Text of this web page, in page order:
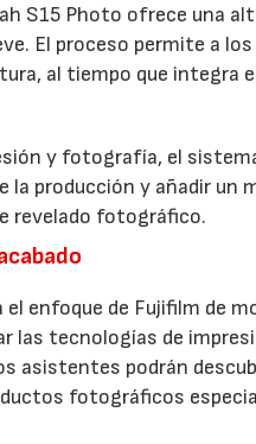
S15 Photo ofrece una
El proceso permite a
al tiempo que integra
y fotografía, el
producción y añadir un
revelado fotográfico.
enfoque de Fujifilm de
tecnologías de
asistentes podrán
fotográficos